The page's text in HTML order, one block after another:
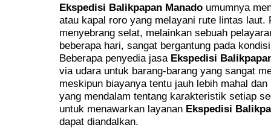
Ekspedisi Balikpapan Manado umumnya
atau kapal roro yang melayani rute lintas laut.
menyebrang selat, melainkan sebuah
beberapa hari, sangat bergantung pada
Beberapa penyedia jasa Ekspedisi
via udara untuk barang-barang yang sangat
meskipun biayanya tentu jauh lebih mahal
yang mendalam tentang karakteristik setiap
untuk menawarkan layanan Ekspedisi
dapat diandalkan.